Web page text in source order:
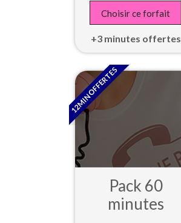
Choisir ce forfait
+3 minutes offertes
12MIN OFFERTES
Pack 60
minutes